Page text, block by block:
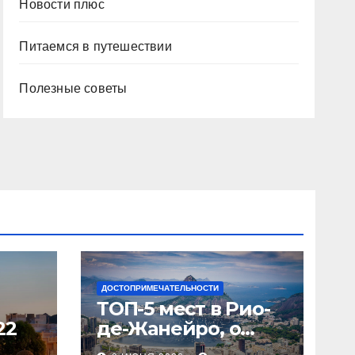
Новости плюс
Питаемся в путешествии
Полезные советы
ДОСТОПРИМЕЧАТЕЛЬНОСТИ
ТОП-5 мест в Рио-
де-Жанейро, о
которых вы не